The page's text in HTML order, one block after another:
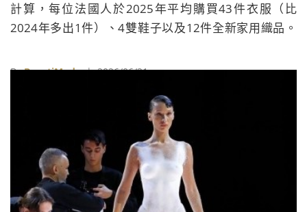
計算，每位法國人於2025年平均購買43件衣服（比
2024年多出1件）、4雙鞋子以及12件全新家用織品。
織品的八成以上（82％），而這些衣物在未來都將成為
掩埋，顯見法國本土極需加速建立紡織品循環回收的工
ByBeautiMode| 2026/06/21